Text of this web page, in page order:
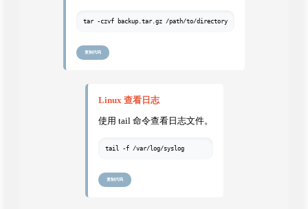
tar -czvf backup.tar.gz /path/to/directory
复制代码
Linux 查看日志
使用 tail 命令查看日志文件。
tail -f /var/log/syslog
复制代码